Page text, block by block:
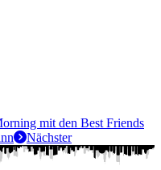
mit den Best Friends
Nächster